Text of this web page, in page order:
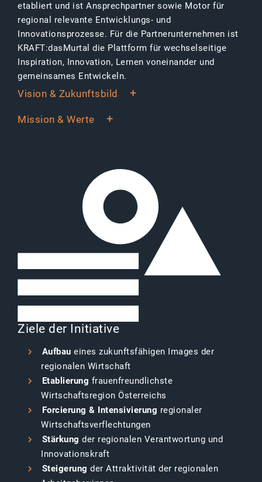
etabliert und ist Ansprechpartner sowie Motor für
regional relevante Entwicklungs- und
Innovationsprozesse. Für die Partnerunternehmen ist
KRAFT:dasMurtal die Plattform für wechselseitige
Inspiration, Innovation, Lernen voneinander und
gemeinsames Entwickeln.
Vision & Zukunftsbild
Mission & Werte
Ziele der Initiative
Aufbau eines zukunftsfähigen Images der
regionalen Wirtschaft
Etablierung frauenfreundlichste
Wirtschaftsregion Österreichs
Forcierung & Intensivierung regionaler
Wirtschaftsverflechtungen
Stärkung der regionalen Verantwortung und
Innovationskraft
Steigerung der Attraktivität der regionalen